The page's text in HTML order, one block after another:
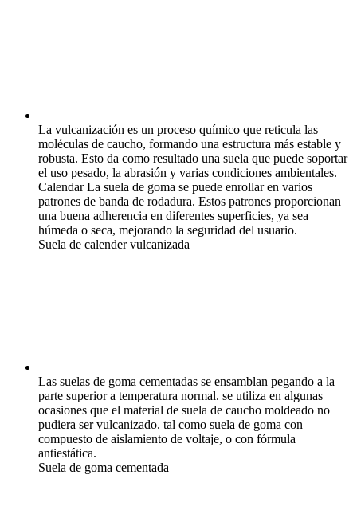
La vulcanización es un proceso químico que reticula las
moléculas de caucho, formando una estructura más estable y
robusta. Esto da como resultado una suela que puede soportar
el uso pesado, la abrasión y varias condiciones ambientales.
Calendar La suela de goma se puede enrollar en varios
patrones de banda de rodadura. Estos patrones proporcionan
una buena adherencia en diferentes superficies, ya sea
húmeda o seca, mejorando la seguridad del usuario.
Suela de calender vulcanizada
Las suelas de goma cementadas se ensamblan pegando a la
parte superior a temperatura normal. se utiliza en algunas
ocasiones que el material de suela de caucho moldeado no
pudiera ser vulcanizado. tal como suela de goma con
compuesto de aislamiento de voltaje, o con fórmula
antiestática.
Suela de goma cementada